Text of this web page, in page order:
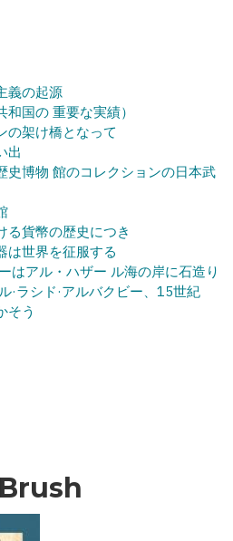
義の起源
国の 重要な実績）
の架け橋となって
出
史博物 館のコレクションの日本武
る貨幣の歴史につき
は世界を征服する
はアル・ハザー ル海の岸に石造り
·ラシド·アルバクビー、15世紀
そう